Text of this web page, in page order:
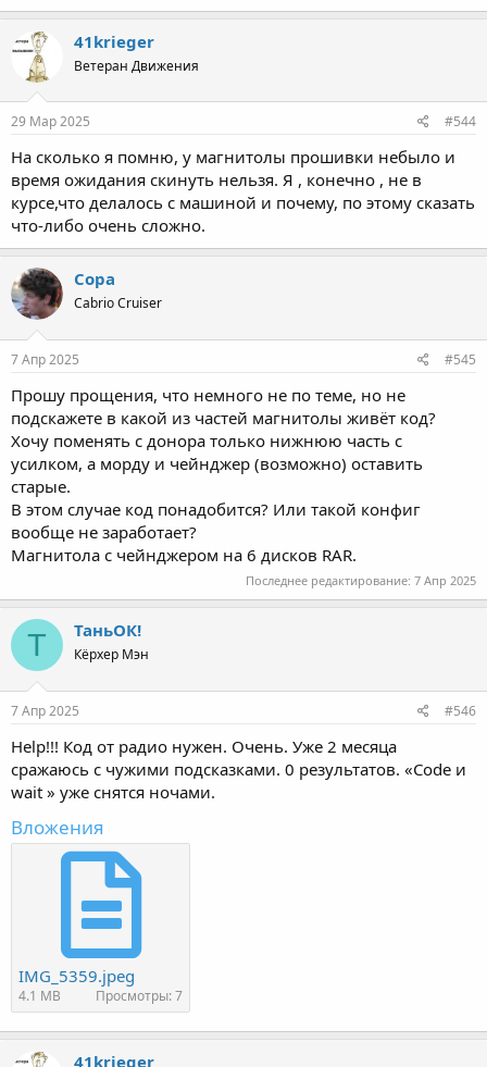
41krieger
Ветеран Движения
29 Мар 2025 #544
На сколько я помню, у магнитолы прошивки небыло и
время ожидания скинуть нельзя. Я , конечно , не в
курсе,что делалось с машиной и почему, по этому сказать
что-либо очень сложно.
Copa
Cabrio Cruiser
7 Апр 2025 #545
Прошу прощения, что немного не по теме, но не
подскажете в какой из частей магнитолы живёт код?
Хочу поменять с донора только нижнюю часть с
усилком, а морду и чейнджер (возможно) оставить
старые.
В этом случае код понадобится? Или такой конфиг
вообще не заработает?
Магнитола с чейнджером на 6 дисков RAR.
Последнее редактирование: 7 Апр 2025
Т ТаньОК!
Кёрхер Мэн
7 Апр 2025 #546
Help!!! Код от радио нужен. Очень. Уже 2 месяца
сражаюсь с чужими подсказками. 0 результатов. «Code и
wait » уже снятся ночами.
Вложения
IMG_5359.jpeg
4.1 MB Просмотры: 7
41krieger